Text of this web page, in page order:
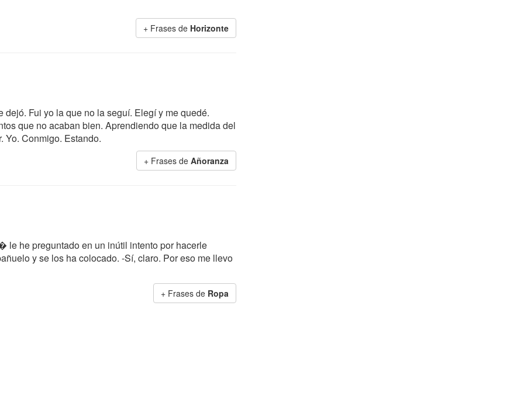
+ Frases de Horizonte
Fui yo la que no la seguí. Elegí y me quedé.
que no acaban bien. Aprendiendo que la medida del
Yo. Conmigo. Estando.
+ Frases de Añoranza
le he preguntado en un inútil intento por hacerle
y se los ha colocado. -Sí, claro. Por eso me llevo
+ Frases de Ropa